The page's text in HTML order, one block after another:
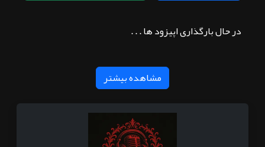
در حال بارگذاری اپیزود ها . . .
مشاهده بیشتر